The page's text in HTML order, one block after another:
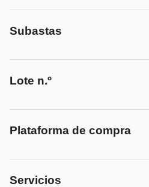
Subastas
Lote n.º
Plataforma de compra
Servicios